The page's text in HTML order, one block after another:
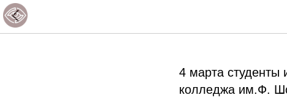
Тепло
4 марта студенты
колледжа им.Ф.